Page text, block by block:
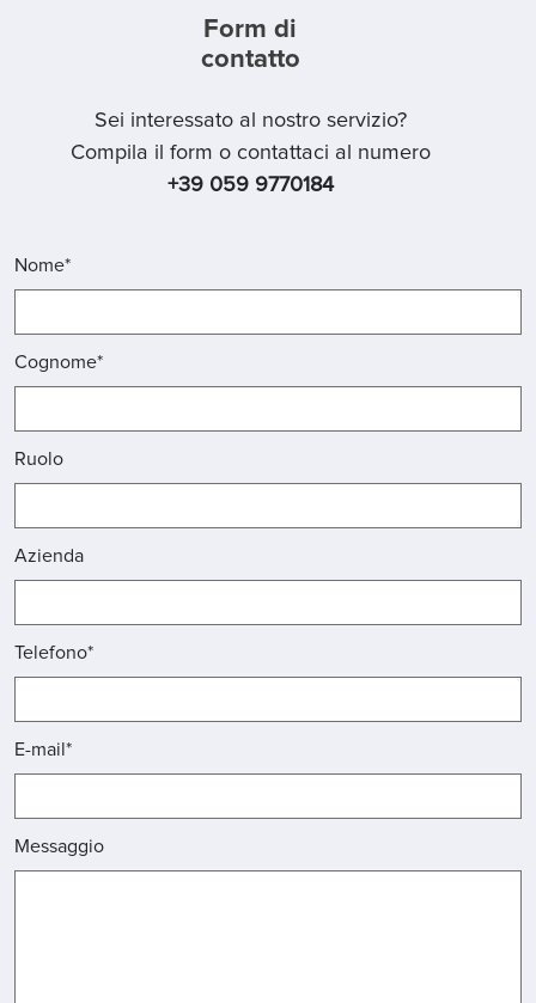
Form di
contatto
Sei interessato al nostro servizio?
Compila il form o contattaci al numero
+39 059 9770184
Nome*
Cognome*
Ruolo
Azienda
Telefono*
E-mail*
Messaggio